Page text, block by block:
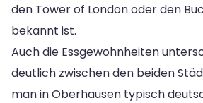
den Tower of London oder den
bekannt ist.
Auch die Essgewohnheiten
deutlich zwischen den beiden
man in Oberhausen typisch